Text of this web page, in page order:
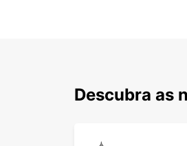
Descubra as